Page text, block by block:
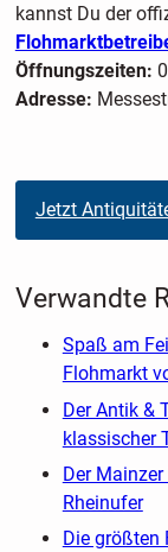
kannst Du der
Öffnungszeiten:
Adresse:
Jetzt
Verwandte
Spaß am
Flohmarkt
Der Antik &
klassischer
Der
Rheinufer
Die größten